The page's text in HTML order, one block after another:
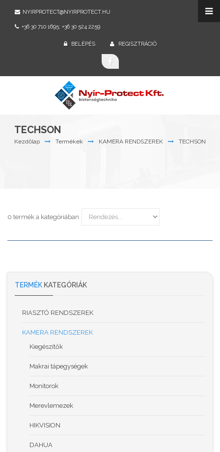
NYIRPROTECT@NYIRPROTECT.HU
+36 30 710 1695; +36 30 524 2259
BELÉPÉS REGISZTRÁCIÓ
TECHSON
Kezdőlap Termékek KAMERA RENDSZEREK TECHSON
0 termék a kategóriában
TERMÉK KATEGÓRIÁK
RIASZTÓ RENDSZEREK
KAMERA RENDSZEREK
Kiegészítők
Makrai tápegységek
Monitorok
Merevlemezek
HIKVISION
DAHUA